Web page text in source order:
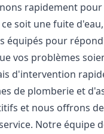
rapidement
soit une fuite
équipés pour
vos problèmes
d'intervention
de plomberie et
et nous offrons
Notre équipe